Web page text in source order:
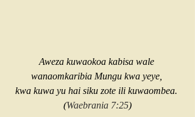
Aweza kuwaokoa kabisa wale
wanaomkaribia Mungu kwa yeye,
kwa kuwa yu hai siku zote ili kuwaombea.
(Waebrania 7:25)